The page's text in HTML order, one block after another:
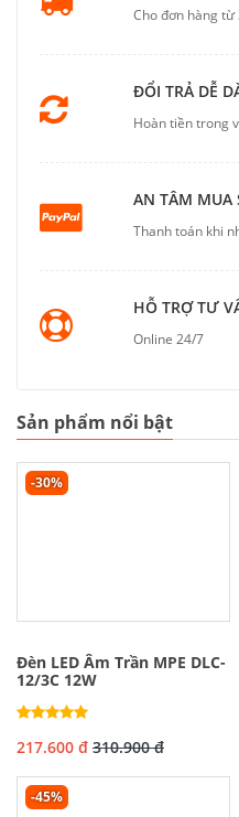
Cho đơn hàng từ
ĐỔI TRẢ DỄ
Hoàn tiền trong
AN TÂM MUA
Thanh toán khi
HỖ TRỢ TƯ
Online 24/7
Sản phẩm nổi bật
-30%
Đèn LED Âm Trần MPE DLC-
12/3C 12W
217.600 đ 310.900 đ
-45%